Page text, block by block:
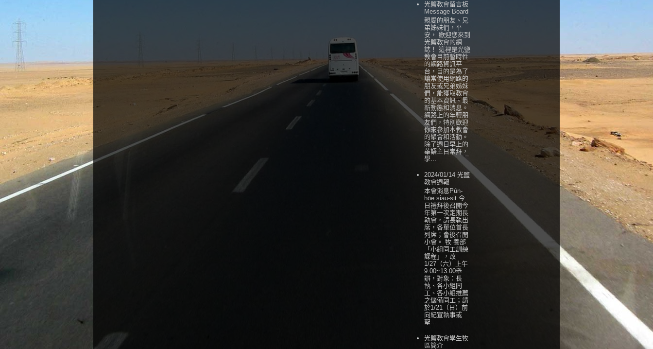
光鹽教會留言板
Message Board
親愛的朋友、兄
弟姊妹們，平
安， 歡迎您來到
光鹽教會的網
誌！ 這裡是光鹽
教會目前暫時性
的網路資訊平
台，目的是為了
讓常使用網路的
朋友或兄弟姊妹
們，能獲取教會
的基本資訊、最
新動態和消息。
網路上的年輕朋
友們，特別歡迎
你來參加本教會
的聚會和活動。
除了週日早上的
華語主日崇拜，
學...
2024/01/14 光鹽
教會週報
本會消息Pún-
hōe siau-sit 今
日禮拜後召開今
年第一次定期長
執會，請長執出
席，各單位首長
列席；會後召開
小會。 牧 養部
「小組同工訓練
課程」，改
1/27（六）上午
9:00~13:00舉
辦，對象：長
執、各小組同
工、各小組推薦
之儲備同工；請
於1/21（日）前
向紀宣執事或
聖...
光鹽教會學生牧
區簡介